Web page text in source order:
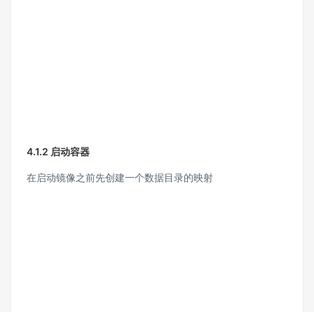
4.1.2 启动容器
在启动镜像之前先创建一个数据目录的映射